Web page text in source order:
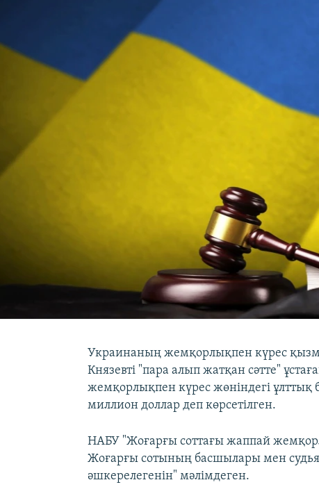
Украинаның жемқорлықпен күрес
Князевті "пара алып жатқан сәтте"
жемқорлықпен күрес жөніндегі ұлттық
миллион доллар деп көрсетілген.
НАБУ "Жоғарғы соттағы жаппай
Жоғарғы сотының басшылары мен
әшкерелегенін" мәлімдеген.